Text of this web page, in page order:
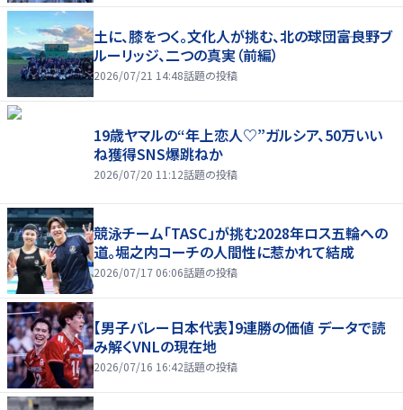
土に、膝をつく。文化人が挑む、北の球団――富良野ブ
ルーリッジ、二つの真実（前編）
2026/07/21 14:48話題の投稿
19歳ヤマルの“年上恋人♡”ガルシア、50万いい
ね獲得SNS爆跳ねか
2026/07/20 11:12話題の投稿
競泳チーム「TASC」が挑む2028年ロス五輪への
道。堀之内コーチの人間性に惹かれて結成
2026/07/17 06:06話題の投稿
【男子バレー日本代表】9連勝の価値 データで読
み解くVNLの現在地
2026/07/16 16:42話題の投稿